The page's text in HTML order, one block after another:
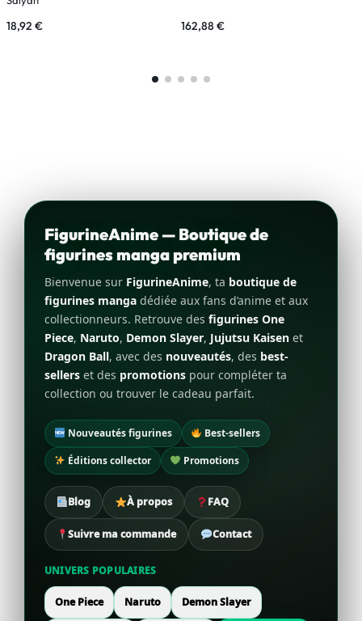
18,92 € 162,88€
FigurineAnime — Boutique de
figurines manga premium
Bienvenue sur FigurineAnime, ta boutique de
figurines manga dédiée aux fans d’anime et aux
collectionneurs. Retrouve des figurines One
Piece, Naruto, Demon Slayer, Jujutsu Kaisen et
Dragon Ball, avec des nouveautés, des best-
sellers et des promotions pour compléter ta
collection ou trouver le cadeau parfait.
Nouveautés figurines
Best-sellers
Éditions collector
Promotions
Blog À propos FAQ
Suivre ma commande Contact
UNIVERS POPULAIRES
One Piece Naruto Demon Slayer